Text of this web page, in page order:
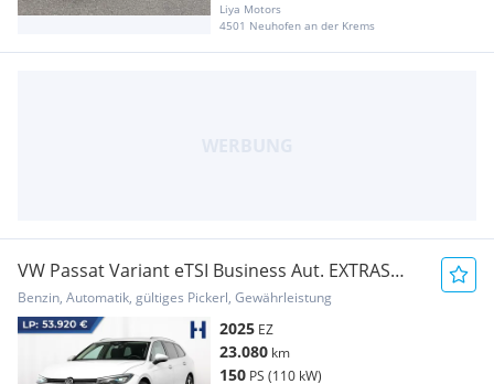
Liya Motors
4501 Neuhofen an der Krems
VW Passat Variant eTSI Business Aut. EXTRAS
SCHNÄP...
Benzin, Automatik, gültiges Pickerl, Gewährleistung
2025 EZ
23.080 km
150 PS (110 kW)